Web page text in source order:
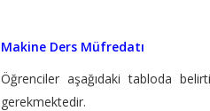
Makine Ders Müfredatı
Öğrenciler aşağıdaki tabloda
gerekmektedir.